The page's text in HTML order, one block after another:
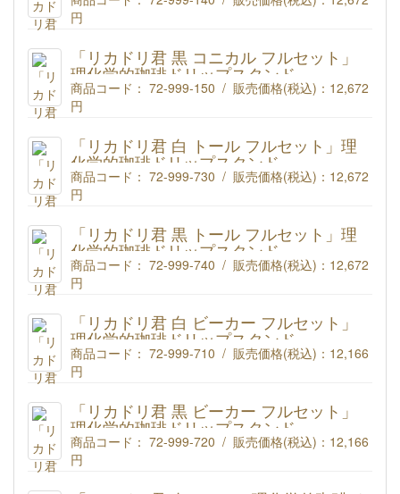
円
ニカル500mlフルセット
商品コード : 72-999-140
「リカドリ君 黒 コニカル フルセット」
理化学的珈琲ドリップスタンド
商品コード： 72-999-150 / 販売価格(税込)： 12,672
円
ニカル500mlフルセット
商品コード : 72-999-150
「リカドリ君 白 トール フルセット」理
化学的珈琲ドリップスタンド
商品コード： 72-999-730 / 販売価格(税込)： 12,672
円
ール500mlフルセット
商品コード : 72-999-730
「リカドリ君 黒 トール フルセット」理
化学的珈琲ドリップスタンド
商品コード： 72-999-740 / 販売価格(税込)： 12,672
円
ール500mlフルセット
商品コード : 72-999-740
「リカドリ君 白 ビーカー フルセット」
理化学的珈琲ドリップスタンド
商品コード： 72-999-710 / 販売価格(税込)： 12,166
円
ーカー500mlフルセット
商品コード : 72-999-710
「リカドリ君 黒 ビーカー フルセット」
理化学的珈琲ドリップスタンド
商品コード： 72-999-720 / 販売価格(税込)： 12,166
円